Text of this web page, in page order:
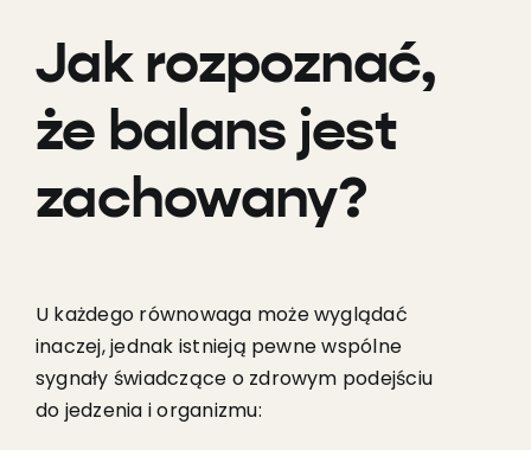
Jak rozpoznać,
że balans jest
zachowany?
U każdego równowaga może wyglądać
inaczej, jednak istnieją pewne wspólne
sygnały świadczące o zdrowym podejściu
do jedzenia i organizmu: